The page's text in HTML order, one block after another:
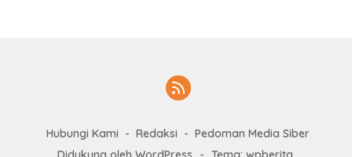
Hubungi Kami Redaksi
Pedoman Media Siber